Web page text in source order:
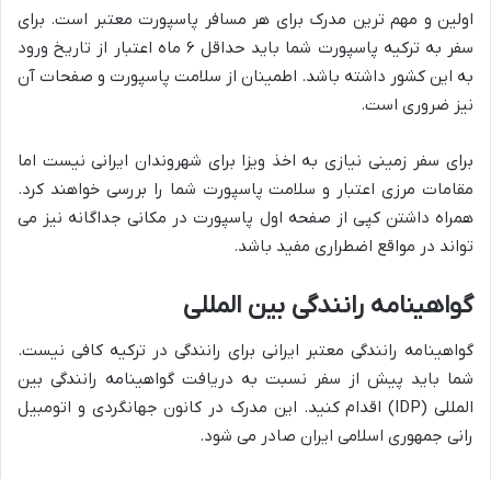
اولین و مهم ترین مدرک برای هر مسافر پاسپورت معتبر است. برای
سفر به ترکیه پاسپورت شما باید حداقل ۶ ماه اعتبار از تاریخ ورود
به این کشور داشته باشد. اطمینان از سلامت پاسپورت و صفحات آن
نیز ضروری است.
برای سفر زمینی نیازی به اخذ ویزا برای شهروندان ایرانی نیست اما
مقامات مرزی اعتبار و سلامت پاسپورت شما را بررسی خواهند کرد.
همراه داشتن کپی از صفحه اول پاسپورت در مکانی جداگانه نیز می
تواند در مواقع اضطراری مفید باشد.
گواهینامه رانندگی بین المللی
گواهینامه رانندگی معتبر ایرانی برای رانندگی در ترکیه کافی نیست.
شما باید پیش از سفر نسبت به دریافت گواهینامه رانندگی بین
المللی (IDP) اقدام کنید. این مدرک در کانون جهانگردی و اتومبیل
رانی جمهوری اسلامی ایران صادر می شود.